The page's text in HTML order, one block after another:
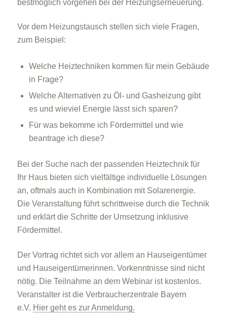
bestmöglich vorgehen bei der Heizungserneuerung.
Vor dem Heizungstausch stellen sich viele Fragen,
zum Beispiel:
Welche Heiztechniken kommen für mein Gebäude
in Frage?
Welche Alternativen zu Öl- und Gasheizung gibt
es und wieviel Energie lässt sich sparen?
Für was bekomme ich Fördermittel und wie
beantrage ich diese?
Bei der Suche nach der passenden Heiztechnik für
Ihr Haus bieten sich vielfältige individuelle Lösungen
an, oftmals auch in Kombination mit Solarenergie.
Die Veranstaltung führt schrittweise durch die Technik
und erklärt die Schritte der Umsetzung inklusive
Fördermittel.
Der Vortrag richtet sich vor allem an Hauseigentümer
und Hauseigentümerinnen. Vorkenntnisse sind nicht
nötig. Die Teilnahme an dem Webinar ist kostenlos.
Veranstalter ist die Verbraucherzentrale Bayern
e.V. Hier geht es zur Anmeldung.